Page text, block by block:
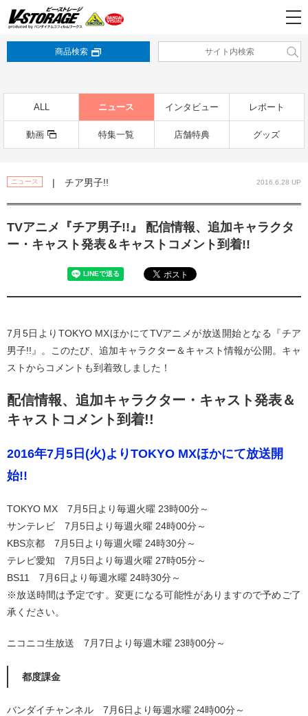
商品検索
ALL ニュース インタビュー レポート
動画 特集一覧 店舗特典 グッズ
ニュース | チア男子!! 2016.6.28 UP
TVアニメ『チア男子!!』 配信情報、追加キャラクタ
ー・キャスト発表＆キャストコメント到着!!
7月5日よりTOKYO MXほかにてTVアニメが放送開始となる『チア
男子!!』。このたび、追加キャラクター＆キャスト情報が公開。キャ
ストからコメントも到着致しました！
配信情報、追加キャラクター・キャスト発表＆
キャストコメント到着!!
2016年7月5日(火)よりTOKYO MXほかにて放送開
始!!
TOKYO MX 7月5日より毎週火曜 23時00分～
サンテレビ 7月5日より毎週火曜 24時00分～
KBS京都 7月5日より毎週火曜 24時30分～
テレビ愛知 7月5日より毎週火曜 27時05分～
BS11 7月6日より毎週水曜 24時30分～
※放送時間は予定です。変更になる可能性がありますので予めご了
承ください。
ニコニコ生放送 7月7日より毎週木曜 23時00分～
都度課金
バンダイチャンネル 7月6日より毎週水曜 24時00分～